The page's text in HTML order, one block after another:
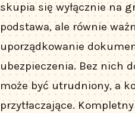
skupia się wyłącznie na
podstawa, ale równie
uporządkowanie
ubezpieczenia. Bez nich
może być utrudniony, a
przytłaczające.